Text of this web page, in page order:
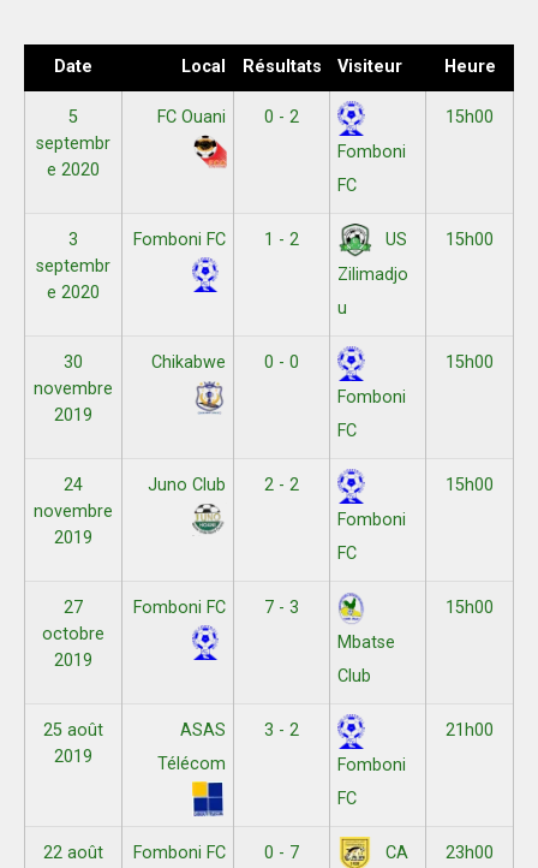
Date Local Résultats Visiteur Heure
5
septembr
e 2020
FC Ouani
0 - 2
Fomboni
FC
15h00
3
septembr
e 2020
Fomboni FC 1 - 2
US
Zilimadjo
u
15h00
30
novembre
2019
Chikabwe
0 - 0
Fomboni
FC
15h00
24
novembre
2019
Juno Club
2 - 2
Fomboni
FC
15h00
27
octobre
2019
Fomboni FC
7 - 3
Mbatse
Club
15h00
25 août
2019
ASAS
Télécom
3 - 2
Fomboni
FC
21h00
22 août
Fomboni FC 0 - 7
CA
23h00